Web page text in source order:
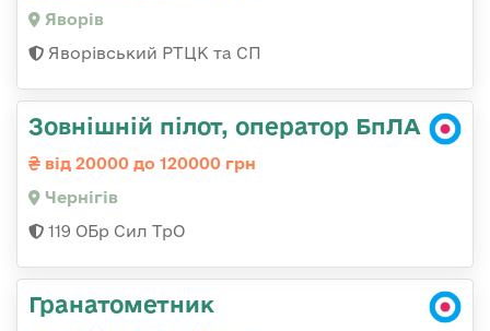
Яворів
Яворівський РТЦК та СП
Зовнішній пілот, оператор БпЛА
від 20000 до 120000 грн
Чернігів
119 ОБр Сил ТрО
Гранатометник